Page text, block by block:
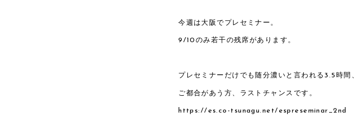
今週は大阪でプレセミナー。
9/10のみ若干の残席があります。
プレセミナーだけでも随分濃いと言われる3.5時間、
ご都合があう方、ラストチャンスです。
https://es.co-tsunagu.net/espreseminar_2nd